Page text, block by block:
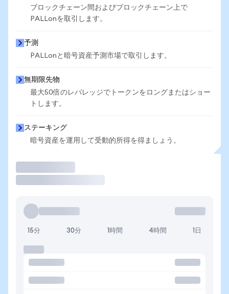
ブロックチェーン間およびブロックチェーン上で
PALLonを取引します。
予測
PALLonと暗号資産予測市場で取引します。
無期限先物
最大50倍のレバレッジでトークンをロングまたはショー
トします。
ステーキング
暗号資産を運用して受動的所得を得ましょう。
15分 30分 1時間 4時間 1日